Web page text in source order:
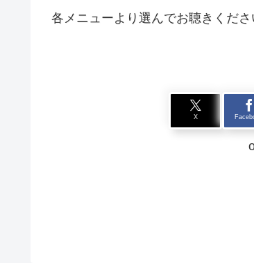
各メニューより選んでお聴きくださ
X